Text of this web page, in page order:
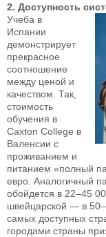
2. Доступность
Учеба в
Испании
демонстрирует
прекрасное
соотношение
между ценой и
качеством. Так,
стоимость
обучения в
Caxton College в
Валенсии с
проживанием и
питанием «полный
евро. Аналогичный
обойдется в 22–45
швейцарской — в
самых доступных
городами страны